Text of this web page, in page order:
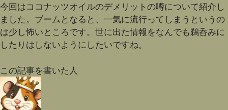
今回はココナッツオイルのデメリットの噂について紹介し
ました。ブームとなると、一気に流行ってしまうというの
は少し怖いところです。世に出た情報をなんでも鵜呑みに
したりはしないようにしたいですね。
この記事を書いた人